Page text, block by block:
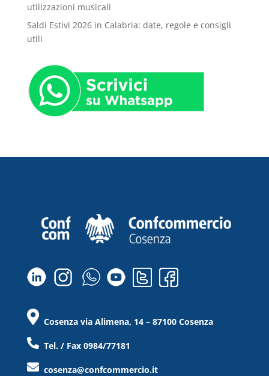
utilizzazioni musicali
Saldi Estivi 2026 in Calabria: date, regole e consigli
utili
Cosenza via Alimena, 14 – 87100 Cosenza
Tel. / Fax 0984/77181
cosenza@confcommercio.it